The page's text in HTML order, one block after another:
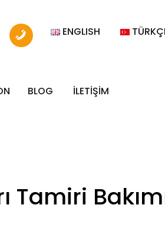
ENGLISH
BLOG İLETİŞİM